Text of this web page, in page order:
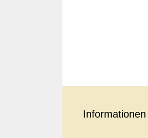
Informationen